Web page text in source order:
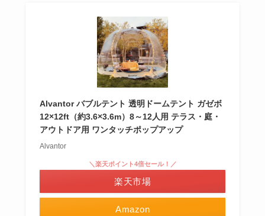
Alvantor バブルテント 透明ドームテント ガゼボ
12×12ft（約3.6×3.6m）8～12人用 テラス・庭・
アウトドア用 ワンタッチポップアップ
Alvantor
Amazon
＼楽天ポイント4倍セール！／
楽天市場